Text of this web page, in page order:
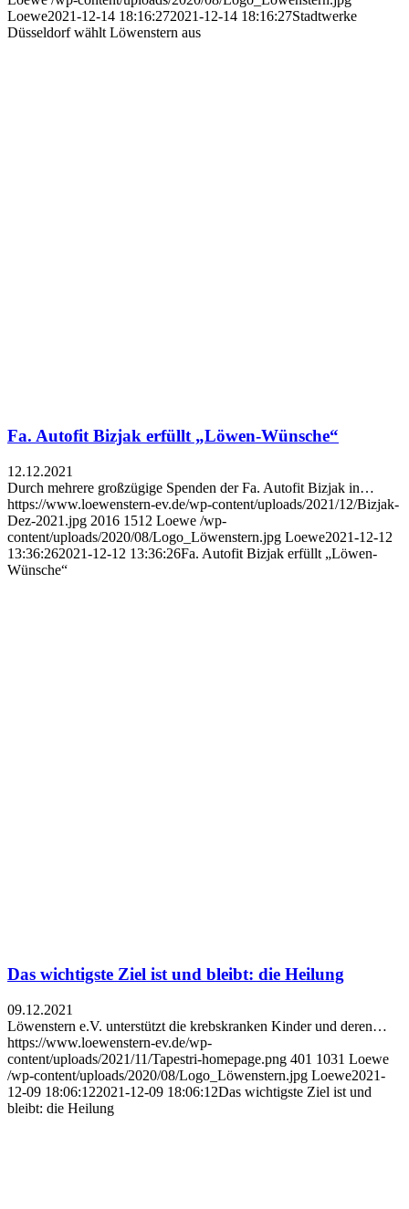
Loewe2021-12-14 18:16:272021-12-14 18:16:27Stadtwerke
Düsseldorf wählt Löwenstern aus
Fa. Autofit Bizjak erfüllt „Löwen-Wünsche“
12.12.2021
Durch mehrere großzügige Spenden der Fa. Autofit Bizjak in…
https://www.loewenstern-ev.de/wp-content/uploads/2021/12/Bizjak-
Dez-2021.jpg 2016 1512 Loewe /wp-
content/uploads/2020/08/Logo_Löwenstern.jpg Loewe2021-12-12
13:36:262021-12-12 13:36:26Fa. Autofit Bizjak erfüllt „Löwen-
Wünsche“
Das wichtigste Ziel ist und bleibt: die Heilung
09.12.2021
Löwenstern e.V. unterstützt die krebskranken Kinder und deren…
https://www.loewenstern-ev.de/wp-
content/uploads/2021/11/Tapestri-homepage.png 401 1031 Loewe
/wp-content/uploads/2020/08/Logo_Löwenstern.jpg Loewe2021-
12-09 18:06:122021-12-09 18:06:12Das wichtigste Ziel ist und
bleibt: die Heilung